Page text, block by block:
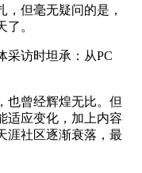
但毫无疑问的是，
。
采访时坦承：从PC
也曾经辉煌无比。但
适应变化，加上内容
涯社区逐渐衰落，最